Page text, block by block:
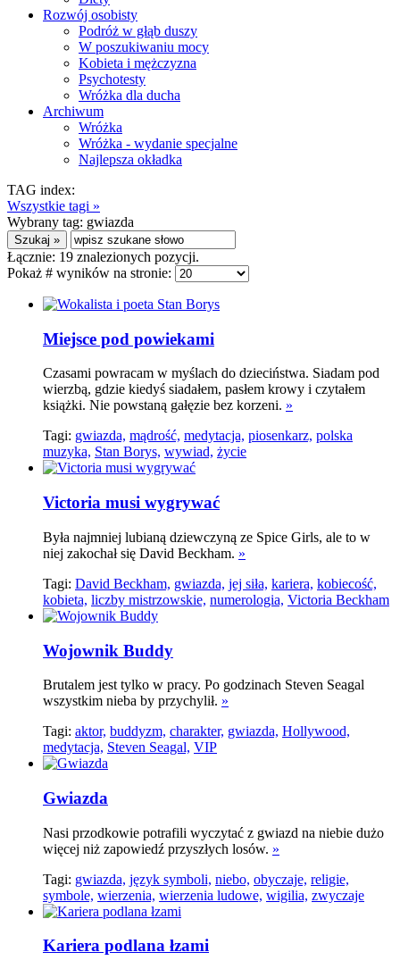
Rozwój osobisty
Podróż w głąb duszy
W poszukiwaniu mocy
Kobieta i mężczyzna
Psychotesty
Wróżka dla ducha
Archiwum
Wróżka
Wróżka - wydanie specjalne
Najlepsza okładka
TAG index:
Wszystkie tagi »
Wybrany tag: gwiazda
Łącznie: 19 znalezionych pozycji.
Pokaż # wyników na stronie:
Miejsce pod powiekami
Czasami powracam w myślach do dzieciństwa. Siadam pod
wierzbą, gdzie kiedyś siadałem, pasłem krowy i czytałem
książki. Nie powstaną gałęzie bez korzeni. »
Tagi: gwiazda, mądrość, medytacja, piosenkarz, polska
muzyka, Stan Borys, wywiad, życie
Victoria musi wygrywać
Była najmniej lubianą dziewczyną ze Spice Girls, ale to w
niej zakochał się David Beckham. »
Tagi: David Beckham, gwiazda, jej siła, kariera, kobiecość,
kobieta, liczby mistrzowskie, numerologia, Victoria Beckham
Wojownik Buddy
Brutalem jest tylko w pracy. Po godzinach Steven Seagal
wszystkim nieba by przychylił. »
Tagi: aktor, buddyzm, charakter, gwiazda, Hollywood,
medytacja, Steven Seagal, VIP
Gwiazda
Nasi przodkowie potrafili wyczytać z gwiazd na niebie dużo
więcej niż zapowiedź przyszłych losów. »
Tagi: gwiazda, język symboli, niebo, obyczaje, religie,
symbole, wierzenia, wierzenia ludowe, wigilia, zwyczaje
Kariera podlana łzami